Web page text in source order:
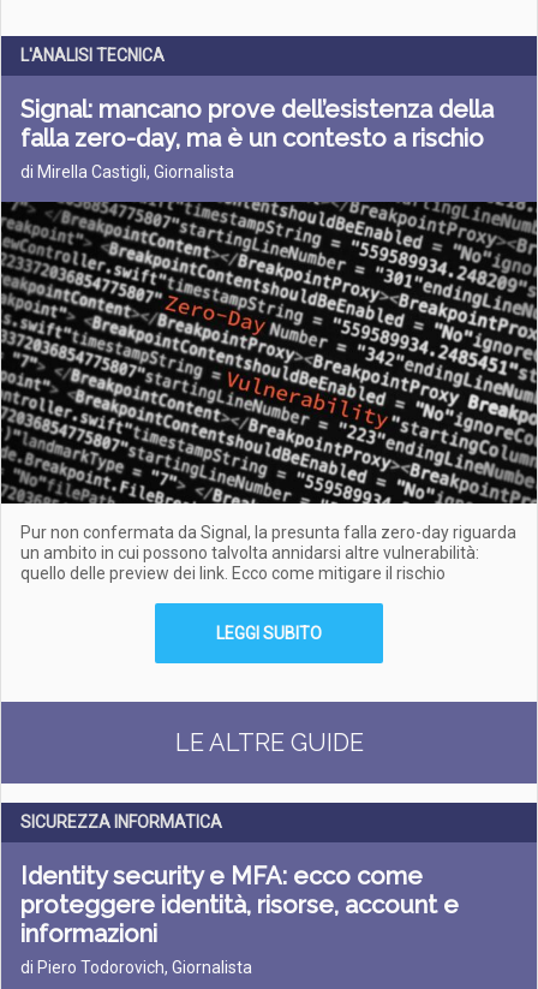
L'ANALISI TECNICA
Signal: mancano prove dell’esistenza della
falla zero-day, ma è un contesto a rischio
di Mirella Castigli, Giornalista
Pur non confermata da Signal, la presunta falla zero-day riguarda
un ambito in cui possono talvolta annidarsi altre vulnerabilità:
quello delle preview dei link. Ecco come mitigare il rischio
LEGGI SUBITO
LE ALTRE GUIDE
SICUREZZA INFORMATICA
Identity security e MFA: ecco come
proteggere identità, risorse, account e
informazioni
di Piero Todorovich, Giornalista